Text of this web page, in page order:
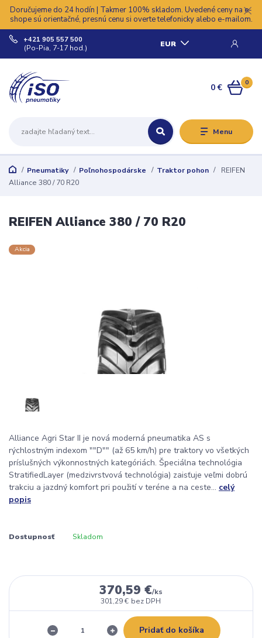
Doručujeme do 24 hodín | Takmer 100% skladom. Uvedené ceny na e-
shope sú orientačné, presnú cenu si overte telefonicky alebo e-mailom.
Menu
EUR
+421 905 557 500
(Po-Pia, 7-17 hod.)
0
0 €
Pneumatiky Poľnohospodárske Traktor pohon
REIFEN
Alliance 380 / 70 R20
REIFEN Alliance 380 / 70 R20
Akcia
Alliance Agri Star II je nová moderná pneumatika AS s
rýchlostným indexom ""D"" (až 65 km/h) pre traktory vo všetkých
príslušných výkonnostných kategóriách. Špeciálna technológia
StratifiedLayer (medzivrstvová technológia) zaisťuje veľmi dobrú
trakciu a jazdný komfort pri použití v teréne a na ceste... celý
popis
Dostupnosť Skladom
370,59 €/ks
301,29 € bez DPH
Pridať do košíka